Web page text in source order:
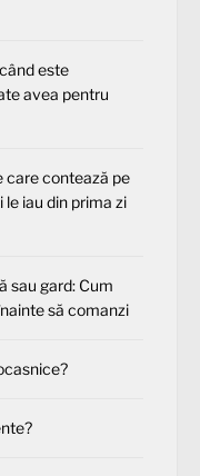
este
avea pentru
care contează pe
iau din prima zi
sau gard: Cum
să comanzi